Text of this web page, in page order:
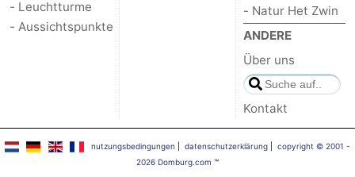
- Leuchtturme
- Aussichtspunkte
- Natur Het Zwin
ANDERE
Über uns
Kontakt
nutzungsbedingungen datenschutzerklärung| copyright © 2001 -
2026 Domburg.com ™